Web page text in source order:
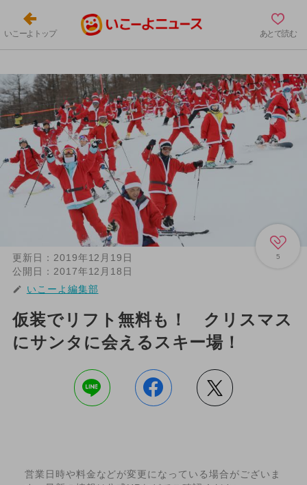
いこーよトップ あとで読む
5
更新日： 2019年12月19日
公開日： 2017年12月18日
いこーよ編集部
仮装でリフト無料も！ クリスマス
にサンタに会えるスキー場！
営業日時や料金などが変更になっている場合がございま